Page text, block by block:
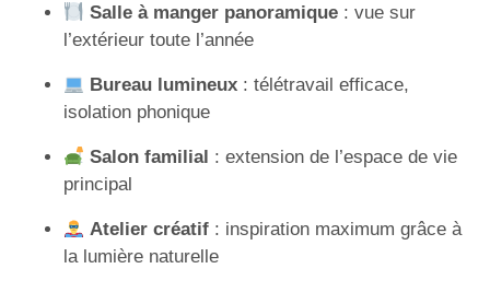
Salle à manger panoramique : vue sur
l’extérieur toute l’année
Bureau lumineux : télétravail efficace,
isolation phonique
Salon familial : extension de l’espace de vie
principal
Atelier créatif : inspiration maximum grâce à
la lumière naturelle